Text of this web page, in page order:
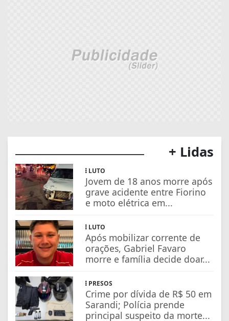
+ Lidas
LUTO
Jovem de 18 anos morre após
grave acidente entre Fiorino
e moto elétrica em...
LUTO
Após mobilizar corrente de
orações, Gabriel Favaro
morre e família decide doar...
PRESOS
Crime por dívida de R$ 50 em
Sarandi; Polícia prende
principal suspeito da morte...